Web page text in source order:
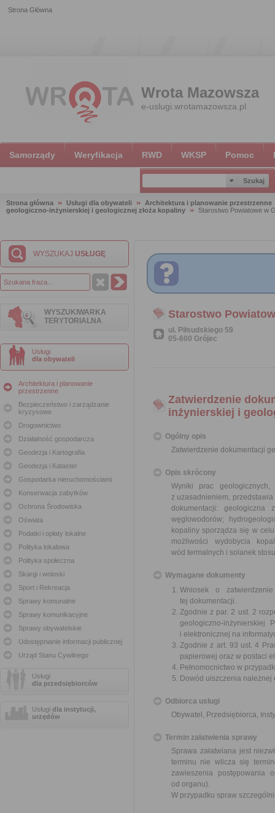
Strona Główna
Wrota Mazowsza
e-uslugi.wrotamazowsza.pl
Samorządy Weryfikacja RWD WKSP Pomoc
Strona główna Usługi dla obywateli
Architektura i planowanie przestrzenne
geologiczno-inżynierskiej i geologicznej złoża kopaliny
Starostwo Powiatowe w
WYSZUKAJ USŁUGĘ
WYSZUKIWARKA
TERYTORIALNA
Usługi
dla obywateli
Architektura i planowanie
przestrzenne
Bezpieczeństwo i zarządzanie
kryzysowe
Drogownictwo
Działalność gospodarcza
Geodezja i Kartografia
Geodezja i Kataster
Gospodarka nieruchomościami
Konserwacja zabytków
Ochrona Środowiska
Oświata
Podatki i opłaty lokalne
Polityka lokalowa
Polityka społeczna
Skargi i wnioski
Sport i Rekreacja
Sprawy komunalne
Sprawy komunikacyjne
Sprawy obywatelskie
Udostępnianie informacji publicznej
Urząd Stanu Cywilnego
Usługi
dla przedsiębiorców
Usługi dla instytucji,
urzędów
Starostwo
ul. Piłsudskiego 59
05-600 Grójec
Zatwierdzenie
inżynierskiej i
Ogólny opis
Zatwierdzenie dokumentacji
Opis skrócony
Wyniki prac
z uzasadnieniem,
dokumentacji: geologiczna
węglowodorów;
kopaliny sporządza się w
możliwości wydobycia
wód termalnych i solanek
Wymagane dokumenty
Wniosek o
tej dokumentacji.
Zgodnie z par. 2 ust. 2
geologiczno-inżynierskiej
i elektronicznej na
Zgodnie z art. 93 ust. 4
papierowej oraz w postaci
Pełnomocnictwo w
Dowód uiszczenia należnej
Odbiorca usługi
Obywatel, Przedsiębiorca,
Termin załatwienia sprawy
Sprawa załatwiana jest
terminu nie wlicza się
zawieszenia postępowania
od organu).
W przypadku spraw